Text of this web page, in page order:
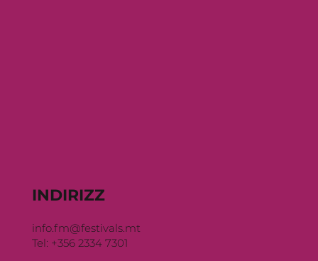
INDIRIZZ
info.fm@festivals.mt
Tel: +356 2334 7301